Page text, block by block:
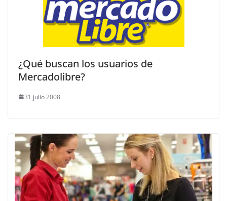
¿Qué buscan los usuarios de
Mercadolibre?
31 julio 2008